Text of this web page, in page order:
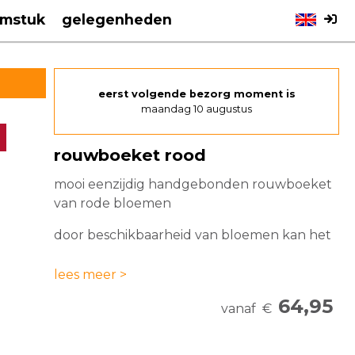
gelegenheden
eerst volgende bezorg moment is
maandag 10 augustus
rouwboeket rood
mooi eenzijdig handgebonden rouwboeket
van rode bloemen
door beschikbaarheid van bloemen kan het
tekst kunt u toevoegen na stap 3
lees meer >
vanaf € 64,95